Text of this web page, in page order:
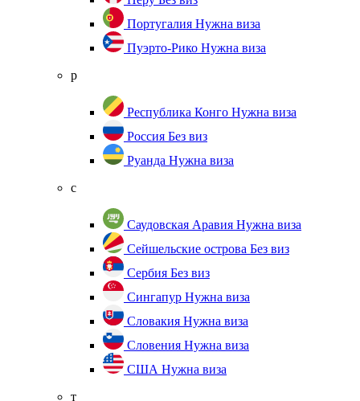
Португалия Нужна виза
Пуэрто-Рико Нужна виза
р
Республика Конго Нужна виза
Россия Без виз
Руанда Нужна виза
с
Саудовская Аравия Нужна виза
Сейшельские острова Без виз
Сербия Без виз
Сингапур Нужна виза
Словакия Нужна виза
Словения Нужна виза
США Нужна виза
т